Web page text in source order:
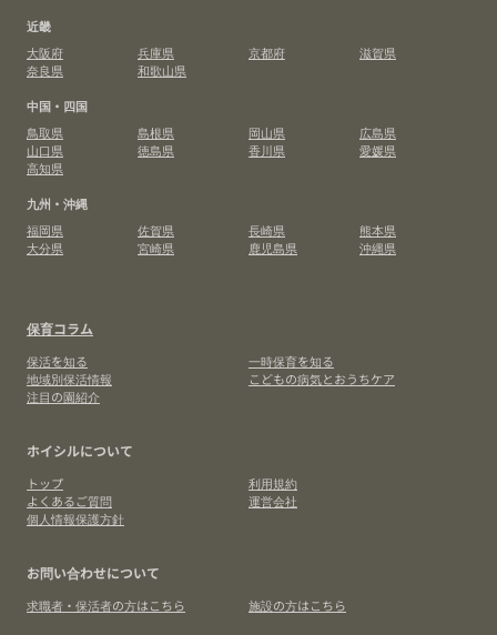
近畿
大阪府
兵庫県 京都府
滋賀県
奈良県
和歌山県
中国・四国
鳥取県
島根県 岡山県
広島県
山口県
徳島県 香川県
愛媛県
高知県
九州・沖縄
福岡県
佐賀県 長崎県
熊本県
大分県
宮崎県 鹿児島県 沖縄県
保育コラム
保活を知る
一時保育を知る
地域別保活情報
こどもの病気とおうちケア
注目の園紹介
ホイシルについて
トップ
利用規約
よくあるご質問
運営会社
個人情報保護方針
お問い合わせについて
求職者・保活者の方はこちら 施設の方はこちら